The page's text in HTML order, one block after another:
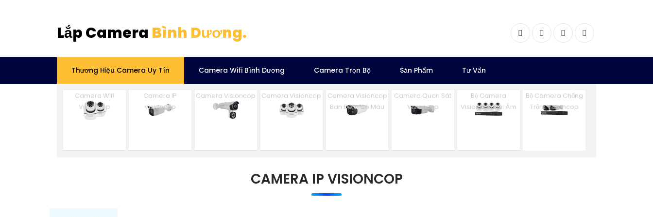
Lắp Camera Bình Dương. FacebookTwitter InstagramDribbble
Thương Hiệu Camera Uy Tín Camera Wifi Bình Dương Camera Trọn Bộ Sản Phẩm Tư Vấn
Camera Wifi
Visioncop
Camera IP
Visioncop
Camera Visioncop
Al
Camera Visioncop
360
Camera Visioncop
Ban Đêm Có Màu
Camera Quan Sát
Visioncop
Bộ Camera
Visioncop Ghi Âm
Bộ Camera Chống
Trộm Visioncop
CAMERA IP VISIONCOP